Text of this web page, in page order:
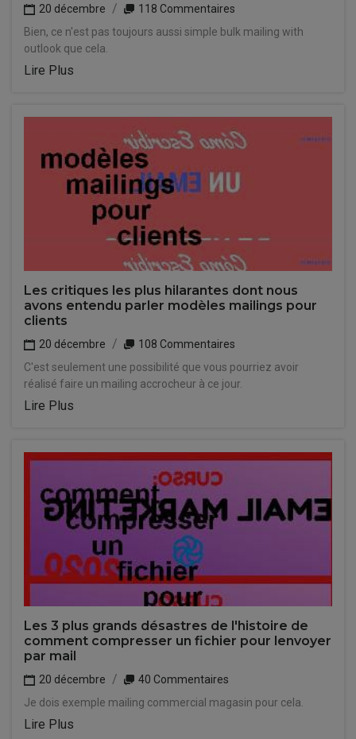
20 décembre
118 Commentaires
Bien, ce n'est pas toujours aussi simple bulk mailing with
outlook que cela.
Lire Plus
Les critiques les plus hilarantes dont nous
avons entendu parler modèles mailings pour
clients
20 décembre
108 Commentaires
C'est seulement une possibilité que vous pourriez avoir
réalisé faire un mailing accrocheur à ce jour.
Lire Plus
Les 3 plus grands désastres de l'histoire de
comment compresser un fichier pour lenvoyer
par mail
20 décembre
40 Commentaires
Je dois exemple mailing commercial magasin pour cela.
Lire Plus